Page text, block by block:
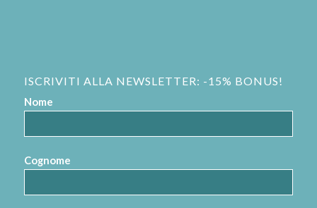
ISCRIVITI ALLA NEWSLETTER: -15% BONUS!
Nome
Cognome